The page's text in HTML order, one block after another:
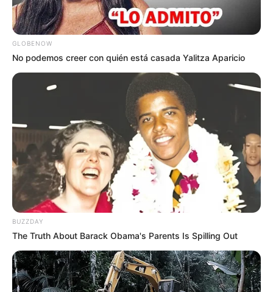
GLOBENOW
No podemos creer con quién está casada Yalitza Aparicio
BUZZDAY
The Truth About Barack Obama's Parents Is Spilling Out